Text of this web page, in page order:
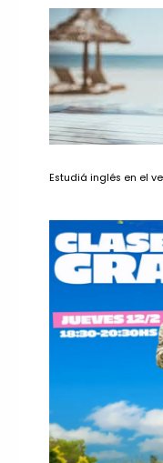
Estudiá inglés en el